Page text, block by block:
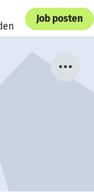
Job posten